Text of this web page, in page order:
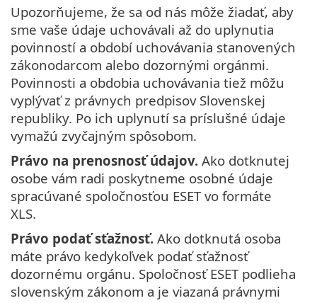
Upozorňujeme, že sa od nás môže žiadať, aby
sme vaše údaje uchovávali až do uplynutia
povinností a období uchovávania stanovených
zákonodarcom alebo dozornými orgánmi.
Povinnosti a obdobia uchovávania tiež môžu
vyplývať z právnych predpisov Slovenskej
republiky. Po ich uplynutí sa príslušné údaje
vymažú zvyčajným spôsobom.
Právo na prenosnosť údajov. Ako dotknutej
osobe vám radi poskytneme osobné údaje
spracúvané spoločnosťou ESET vo formáte
XLS.
Právo podať sťažnosť. Ako dotknutá osoba
máte právo kedykoľvek podať sťažnosť
dozornému orgánu. Spoločnosť ESET podlieha
slovenským zákonom a je viazaná právnymi